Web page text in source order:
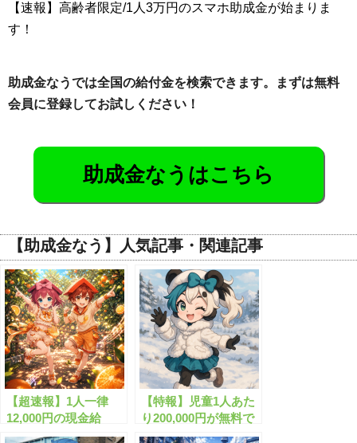
【速報】高齢者限定/1人3万円のスマホ助成金が始まりま
す！
助成金なうでは全国の給付金を検索できます。まずは無料
会員に登録してお試しください！
助成金なうはこちら
【助成金なう】人気記事・関連記事
【超速報】1人一律
12,000円の現金給
付！”くらし応援給付
【特報】児童1人あた
り200,000円が無料で
もらえます！